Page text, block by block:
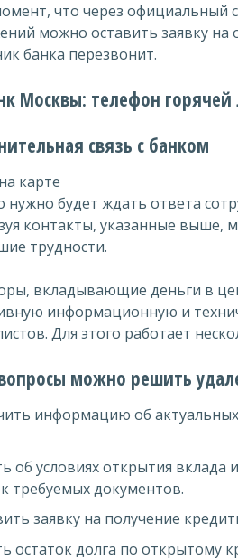
что через официальный
можно оставить заявку
банка перезвонит.
Москвы: телефон
связь с банком
карте
нужно будет ждать ответа
контакты, указанные
трудности.
вкладывающие деньги в
информационную и
Для этого работает
можно решить
информацию об актуальных
об условиях открытия
требуемых документов.
заявку на получение
остаток долга по открытому